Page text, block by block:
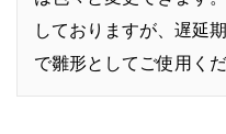
しておりますが、遅延
で雛形としてご使用くだ